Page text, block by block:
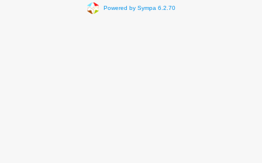
Powered by Sympa 6.2.70